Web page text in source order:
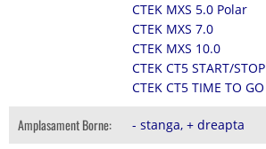
CTEK MXS 5.0 Polar
CTEK MXS 7.0
CTEK MXS 10.0
CTEK CT5 START/STOP
CTEK CT5 TIME TO GO
Amplasament Borne: - stanga, + dreapta